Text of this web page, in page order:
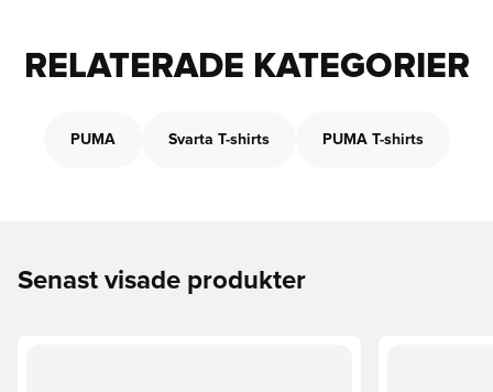
RELATERADE KATEGORIER
PUMA Svarta T-shirts PUMA T-shirts
Senast visade produkter